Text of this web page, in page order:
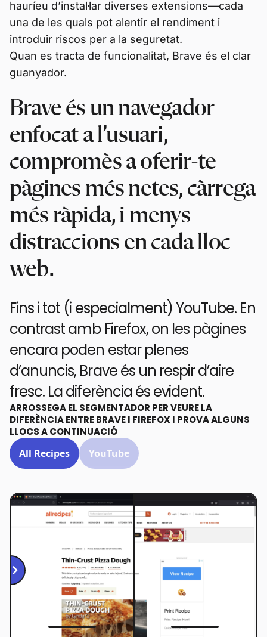
hauríeu d’instal·lar diverses extensions—cada
una de les quals pot alentir el rendiment i
introduir riscos per a la seguretat.
Quan es tracta de funcionalitat, Brave és el clar
guanyador.
Brave és un navegador
enfocat a l’usuari,
compromès a oferir-te
pàgines més netes, càrrega
més ràpida, i menys
distraccions en cada lloc
web.
Fins i tot (i especialment) YouTube. En
contrast amb Firefox, on les pàgines
encara poden estar plenes
d’anuncis, Brave és un respir d’aire
fresc. La diferència és evident.
ARROSSEGA EL SEGMENTADOR PER VEURE LA
DIFERÈNCIA ENTRE BRAVE I FIREFOX I PROVA ALGUNS
LLOCS A CONTINUACIÓ
All Recipes YouTube